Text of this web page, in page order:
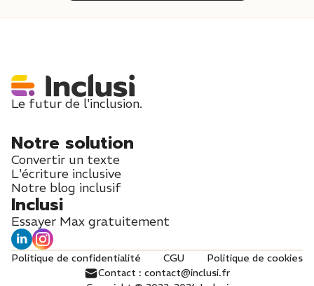
Le futur de l'inclusion.
Notre solution
Convertir un texte
L'écriture inclusive
Notre blog inclusif
Inclusi
Essayer Max gratuitement
Politique de confidentialité CGU
Politique de cookies
Contact : contact@inclusi.fr